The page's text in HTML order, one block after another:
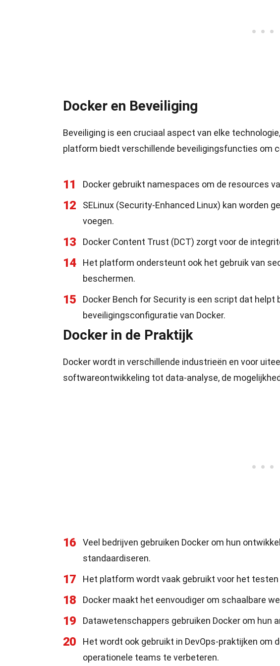
Docker en Beveiliging
Beveiliging is een cruciaal aspect van elke
platform biedt verschillende beveiligingsfuncties om
11 Docker gebruikt namespaces om de resources
12
SELinux (Security-Enhanced Linux) kan worden
voegen.
13 Docker Content Trust (DCT) zorgt voor de
14
Het platform ondersteunt ook het gebruik van
beschermen.
15
Docker Bench for Security is een script dat helpt
beveiligingsconfiguratie van Docker.
Docker in de Praktijk
Docker wordt in verschillende industrieën en voor
softwareontwikkeling tot data-analyse, de
16
Veel bedrijven gebruiken Docker om hun
standaardiseren.
17 Het platform wordt vaak gebruikt voor het
18 Docker maakt het eenvoudiger om schaalbare
19 Datawetenschappers gebruiken Docker om hun
20
Het wordt ook gebruikt in DevOps-praktijken
operationele teams te verbeteren.